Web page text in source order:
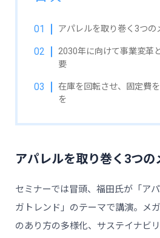
アパレルを取り巻く3つの
2030年に向けて事業変革
要
在庫を回転させ、固定費
を
アパレルを取り巻く3つの
セミナーでは冒頭、福田氏が「ア
ガトレンド」のテーマで講演。メ
のあり方の多様化、サステイナビ